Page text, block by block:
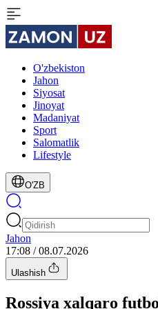
O'zbekiston
Jahon
Siyosat
Jinoyat
Madaniyat
Sport
Salomatlik
Lifestyle
O'ZB
Jahon
17:08 / 08.07.2026
Ulashish
Rossiya xalqaro